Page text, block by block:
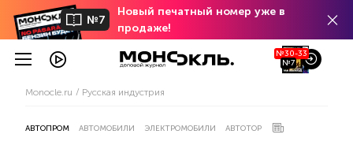
№7
Новый печатный номер уже в
продаже!
№30-33
№7
Monocle.ru Русская индустрия
АВТОПРОМ АВТОМОБИЛИ ЭЛЕКТРОМОБИЛИ АВТОТОР